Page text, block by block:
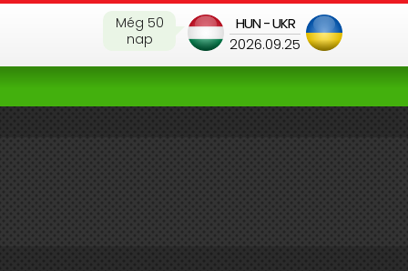
HUN - UKR
2026.09.25
Még 50
nap